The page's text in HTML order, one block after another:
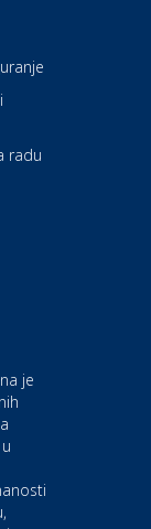
radu
je